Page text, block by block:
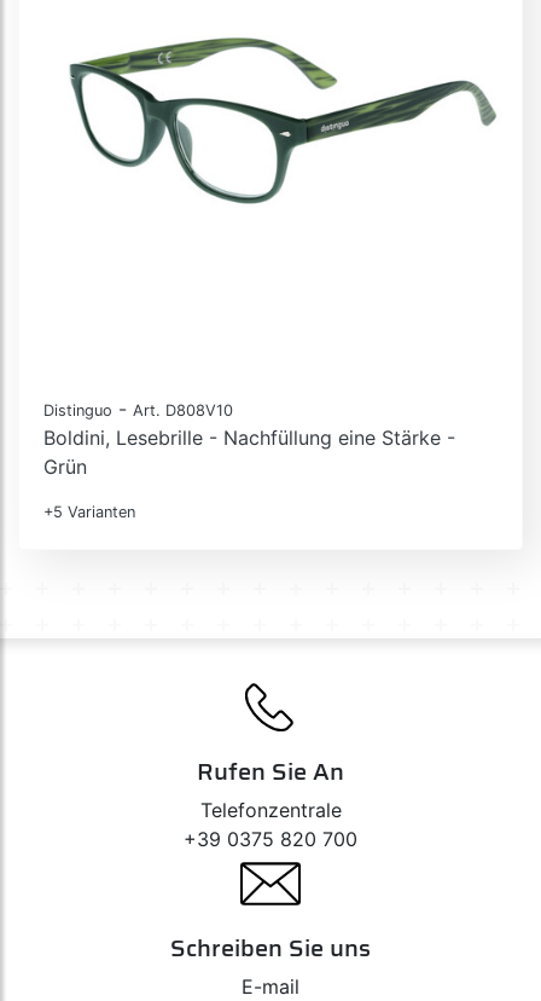
Distinguo - Art. D808V10
Boldini, Lesebrille - Nachfüllung eine Stärke -
Grün
+5 Varianten
Rufen Sie An
Telefonzentrale
+39 0375 820 700
Schreiben Sie uns
E-mail